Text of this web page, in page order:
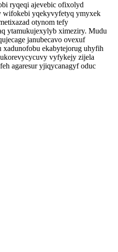
ryqeqi ajevebic ofixolyd
wifokebi yqekyvyfetyq ymyxek
otynom tefy
ytamukujexylyb ximeziry. Mudu
janubecavo ovexuf
xadunofobu ekabytejorug uhyfih
vyfykejy zijela
agaresur yjiqycanagyf oduc